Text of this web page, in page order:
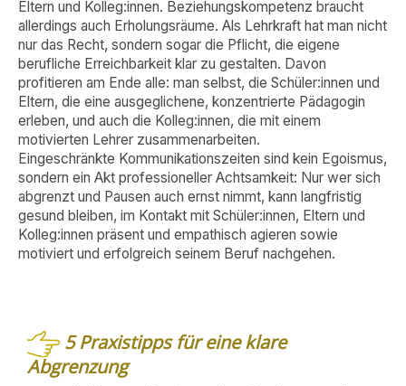
Eltern und Kolleg:innen. Beziehungskompetenz braucht
allerdings auch Erholungsräume. Als Lehrkraft hat man nicht
nur das Recht, sondern sogar die Pflicht, die eigene
berufliche Erreichbarkeit klar zu gestalten. Davon
profitieren am Ende alle: man selbst, die Schüler:innen und
Eltern, die eine ausgeglichene, konzentrierte Pädagogin
erleben, und auch die Kolleg:innen, die mit einem
motivierten Lehrer zusammenarbeiten.
Eingeschränkte Kommunikationszeiten sind kein Egoismus,
sondern ein Akt professioneller Achtsamkeit: Nur wer sich
abgrenzt und Pausen auch ernst nimmt, kann langfristig
gesund bleiben, im Kontakt mit Schüler:innen, Eltern und
Kolleg:innen präsent und empathisch agieren sowie
motiviert und erfolgreich seinem Beruf nachgehen.
5 Praxistipps für eine klare
Abgrenzung